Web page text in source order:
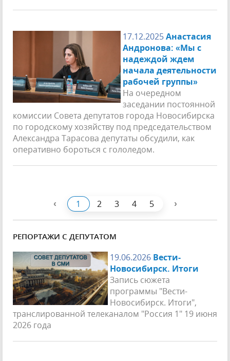
17.12.2025Анастасия
Андронова: «Мы с
надеждой ждем
начала деятельности
рабочей группы»
На очередном
заседании постоянной
комиссии Совета депутатов города Новосибирска
по городскому хозяйству под председательством
Александра Тарасова депутаты обсудили, как
оперативно бороться с гололедом.
‹ 1 2 3 4 5 ›
РЕПОРТАЖИ С ДЕПУТАТОМ
19.06.2026 Вести-
Новосибирск. Итоги
Запись сюжета
программы "Вести-
Новосибирск. Итоги",
транслированной телеканалом "Россия 1" 19 июня
2026 года